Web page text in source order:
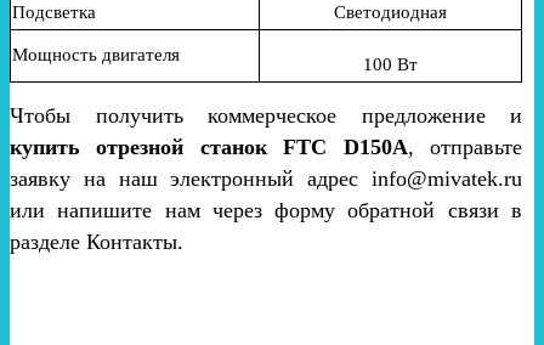
Подсветка Светодиодная
Мощность двигателя 100 Вт
Чтобы получить коммерческое предложение и
купить отрезной станок FTC D150A, отправьте
заявку на наш электронный адрес info@mivatek.ru
или напишите нам через форму обратной связи в
разделе Контакты.